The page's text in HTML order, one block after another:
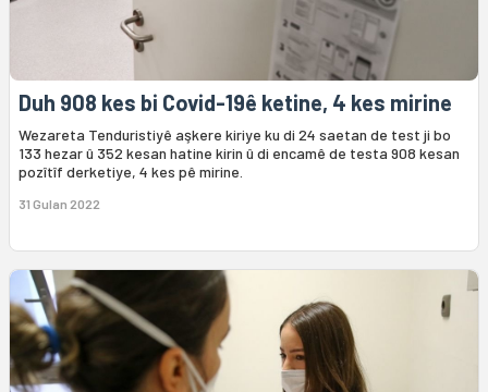
Duh 908 kes bi Covid-19ê ketine, 4 kes mirine
Wezareta Tenduristiyê aşkere kiriye ku di 24 saetan de test ji bo
133 hezar û 352 kesan hatine kirin û di encamê de testa 908 kesan
pozîtîf derketiye, 4 kes pê mirine.
31 Gulan 2022